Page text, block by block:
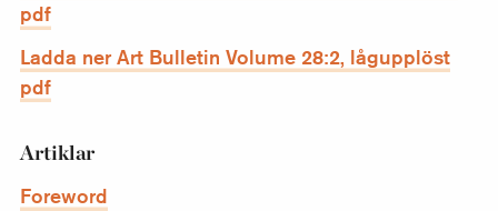
pdf
Ladda ner Art Bulletin Volume 28:2, lågupplöst
pdf
Artiklar
Foreword